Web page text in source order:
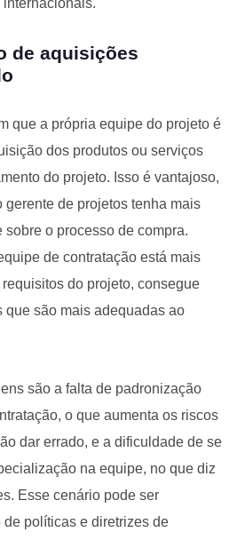
de aquisições
que a própria equipe do projeto é
dos produtos ou serviços
do projeto. Isso é vantajoso,
gerente de projetos tenha mais
o processo de compra.
de contratação está mais
do projeto, consegue
que são mais adequadas ao
são a falta de padronização
o que aumenta os riscos
dar errado, e a dificuldade de se
na equipe, no que diz
Esse cenário pode ser
políticas e diretrizes de